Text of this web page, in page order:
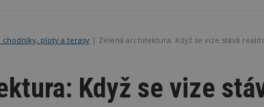
chodníky, ploty a terasy
Zelená architektura: Když se vize stává
Když se vize